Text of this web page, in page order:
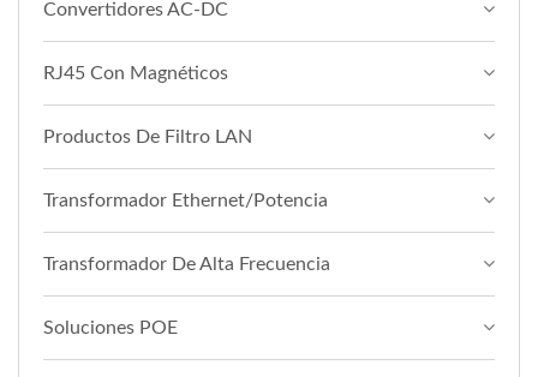
Convertidores AC-DC
RJ45 Con Magnéticos
Productos De Filtro LAN
Transformador Ethernet/Potencia
Transformador De Alta Frecuencia
Soluciones POE